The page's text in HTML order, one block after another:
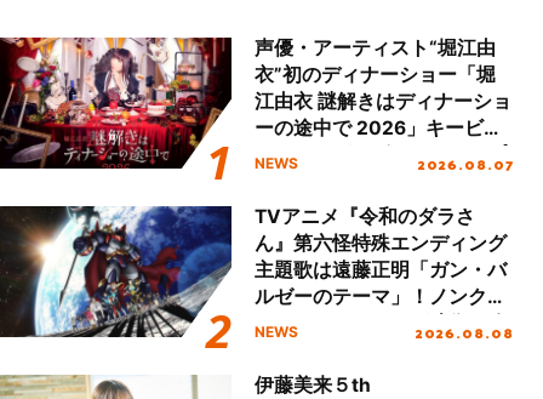
声優・アーティスト“堀江由
衣”初のディナーショー「堀
江由衣 謎解きはディナーショ
ーの途中で 2026」キービジ
ュアル＆グッズラインナップ
NEWS 2026.08.07
TVアニメ『令和のダラさ
ん』第六怪特殊エンディング
主題歌は遠藤正明「ガン・バ
ルゼーのテーマ」！ノンクレ
ジットエンディング映像も公
NEWS 2026.08.08
伊藤美来５th